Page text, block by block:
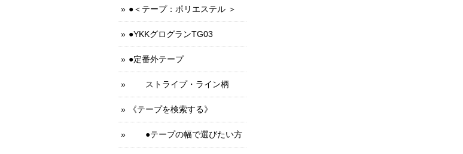
●＜テープ：ポリエステル ＞
●YKKグログランTG03
●定番外テープ
ストライプ・ライン柄
《テープを検索する》
●テープの幅で選びたい方